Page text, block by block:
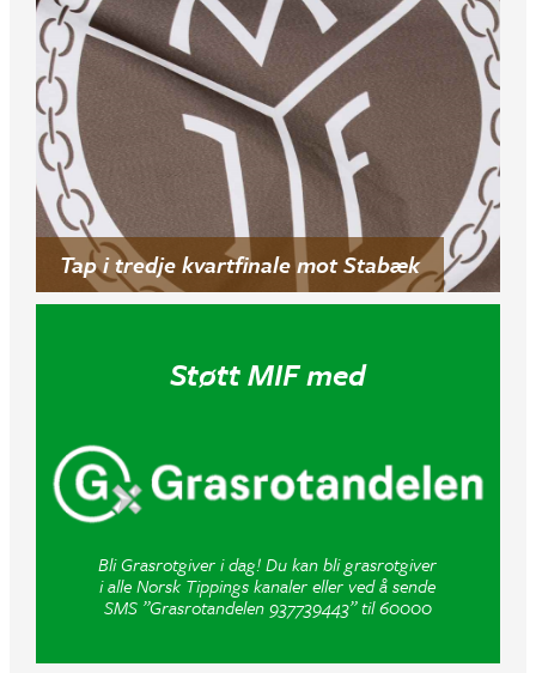
Tap i tredje kvartfinale mot Stabæk
Støtt MIF med
Bli Grasrotgiver i dag! Du kan bli grasrotgiver
i alle Norsk Tippings kanaler eller ved å sende
SMS ”Grasrotandelen 937739443” til 60000